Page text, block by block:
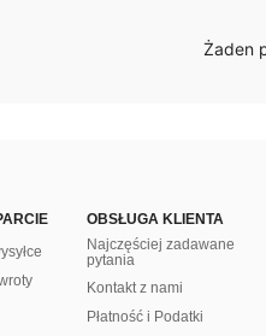
Żaden
OBSŁUGA KLIENTA
Najczęściej zadawane
pytania
Kontakt z nami
Płatność i Podatki